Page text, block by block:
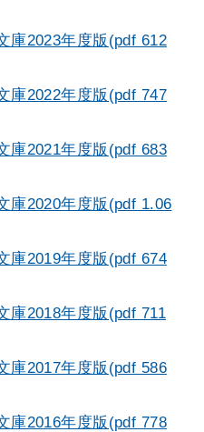
庫2023年度版(pdf 612
庫2022年度版(pdf 747
庫2021年度版(pdf 683
庫2020年度版(pdf 1.06
庫2019年度版(pdf 674
庫2018年度版(pdf 711
庫2017年度版(pdf 586
庫2016年度版(pdf 778